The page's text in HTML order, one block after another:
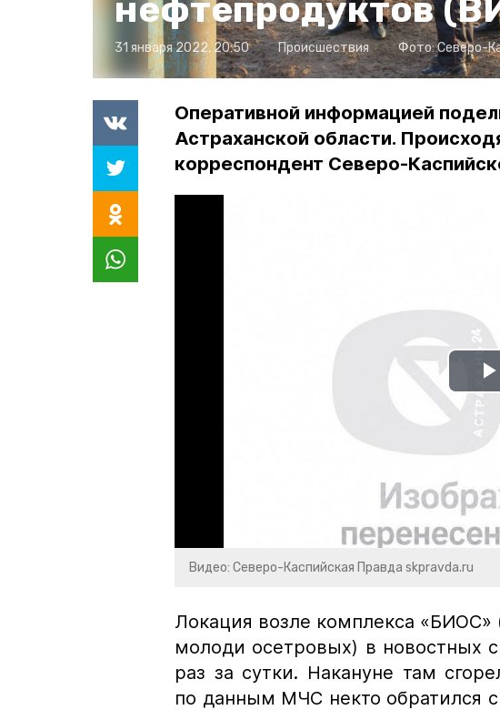
нефтепродуктов
31 января 2022, 20:50 Происшествия Фото:Северо-
Оперативной информацией
Астраханской области.
корреспондент Северо-
Видео: Северо-Каспийская Правда skpravda.ru
Локация возле комплекса
молоди осетровых) в новостных
раз за сутки. Накануне там
по данным МЧС некто обратился